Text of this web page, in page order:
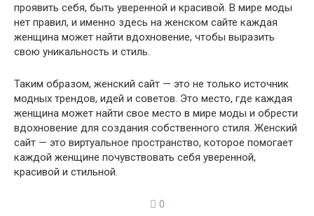
проявить себя, быть уверенной и красивой. В мире моды
нет правил, и именно здесь на женском сайте каждая
женщина может найти вдохновение, чтобы выразить
свою уникальность и стиль.
Таким образом, женский сайт — это не только источник
модных трендов, идей и советов. Это место, где каждая
женщина может найти свое место в мире моды и обрести
вдохновение для создания собственного стиля. Женский
сайт — это виртуальное пространство, которое помогает
каждой женщине почувствовать себя уверенной,
красивой и стильной.
0